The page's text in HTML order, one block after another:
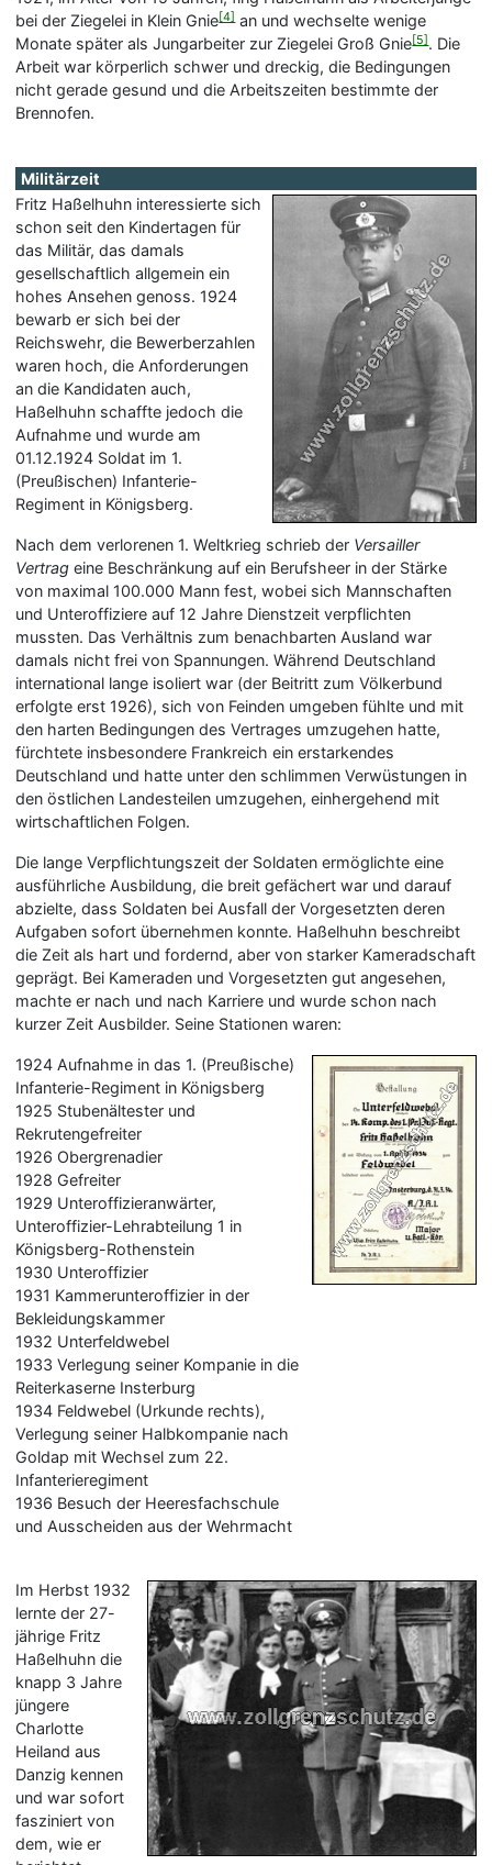
bei der Ziegelei in Klein Gnie[4]an und wechselte wenige
Monate später als Jungarbeiter zur Ziegelei Groß Gnie[5]. Die
Arbeit war körperlich schwer und dreckig, die Bedingungen
nicht gerade gesund und die Arbeitszeiten bestimmte der
Brennofen.
Militärzeit
Fritz Haßelhuhn interessierte sich
schon seit den Kindertagen für
das Militär, das damals
gesellschaftlich allgemein ein
hohes Ansehen genoss. 1924
bewarb er sich bei der
Reichswehr, die Bewerberzahlen
waren hoch, die Anforderungen
an die Kandidaten auch,
Haßelhuhn schaffte jedoch die
Aufnahme und wurde am
01.12.1924 Soldat im 1.
(Preußischen) Infanterie-
Regiment in Königsberg.
Nach dem verlorenen 1. Weltkrieg schrieb der Versailler
Vertrag eine Beschränkung auf ein Berufsheer in der Stärke
von maximal 100.000 Mann fest, wobei sich Mannschaften
und Unteroffiziere auf 12 Jahre Dienstzeit verpflichten
mussten. Das Verhältnis zum benachbarten Ausland war
damals nicht frei von Spannungen. Während Deutschland
international lange isoliert war (der Beitritt zum Völkerbund
erfolgte erst 1926), sich von Feinden umgeben fühlte und mit
den harten Bedingungen des Vertrages umzugehen hatte,
fürchtete insbesondere Frankreich ein erstarkendes
Deutschland und hatte unter den schlimmen Verwüstungen in
den östlichen Landesteilen umzugehen, einhergehend mit
wirtschaftlichen Folgen.
Die lange Verpflichtungszeit der Soldaten ermöglichte eine
ausführliche Ausbildung, die breit gefächert war und darauf
abzielte, dass Soldaten bei Ausfall der Vorgesetzten deren
Aufgaben sofort übernehmen konnte. Haßelhuhn beschreibt
die Zeit als hart und fordernd, aber von starker Kameradschaft
geprägt. Bei Kameraden und Vorgesetzten gut angesehen,
machte er nach und nach Karriere und wurde schon nach
kurzer Zeit Ausbilder. Seine Stationen waren:
1924 Aufnahme in das 1. (Preußische)
Infanterie-Regiment in Königsberg
1925 Stubenältester und
Rekrutengefreiter
1926 Obergrenadier
1928 Gefreiter
1929 Unteroffizieranwärter,
Unteroffizier-Lehrabteilung 1 in
Königsberg-Rothenstein
1930 Unteroffizier
1931 Kammerunteroffizier in der
Bekleidungskammer
1932 Unterfeldwebel
1933 Verlegung seiner Kompanie in die
Reiterkaserne Insterburg
1934 Feldwebel (Urkunde rechts),
Verlegung seiner Halbkompanie nach
Goldap mit Wechsel zum 22.
Infanterieregiment
1936 Besuch der Heeresfachschule
und Ausscheiden aus der Wehrmacht
Im Herbst 1932
lernte der 27-
jährige Fritz
Haßelhuhn die
knapp 3 Jahre
jüngere
Charlotte
Heiland aus
Danzig kennen
und war sofort
fasziniert von
dem, wie er